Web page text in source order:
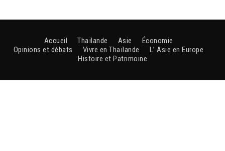
Accueil Thaïlande Asie
Économie
Opinions et débats
Vivre en Thaïlande
L’ Asie en Europe
Histoire et Patrimoine